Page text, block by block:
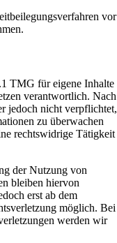
vor
TMG für eigene Inhalte
verantwortlich. Nach
jedoch nicht verpflichtet,
zu überwachen
rechtswidrige Tätigkeit
der Nutzung von
bleiben hiervon
erst ab dem
möglich. Bei
werden wir